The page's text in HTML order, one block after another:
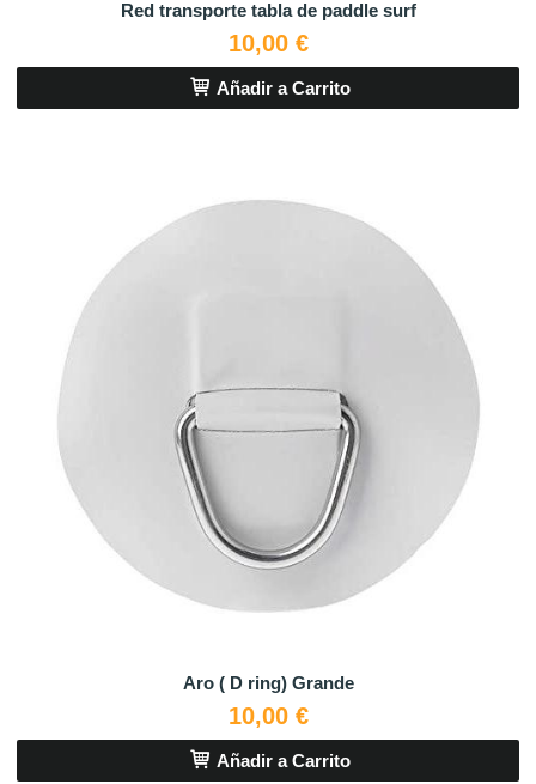
Red transporte tabla de paddle surf
10,00 €
Añadir a Carrito
Aro ( D ring) Grande
10,00 €
Añadir a Carrito